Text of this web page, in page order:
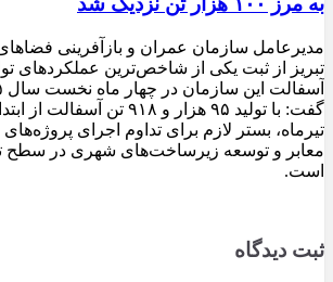
مدیرعامل سازمان عمران و بازآفرینی
تبریز از ثبت یکی از شاخص‌ترین عملکردهای
گفت: با تولید ۹۵ هزار و ۹۱۸ تن
تیرماه، بستر لازم برای تداوم اجرای
معابر و توسعه زیرساخت‌های شهری در سطح
است.
ثبت دیدگاه